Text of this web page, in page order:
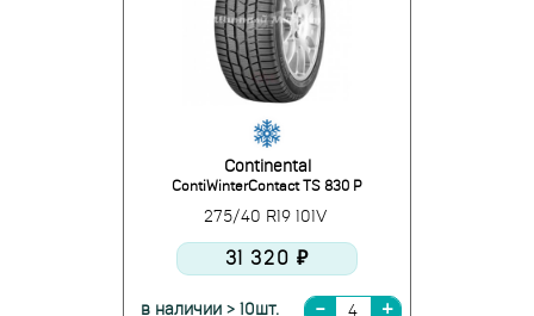
Continental
ContiWinterContact TS 830 P
275/40 R19 101V
31 320 ₽
в наличии > 10шт.